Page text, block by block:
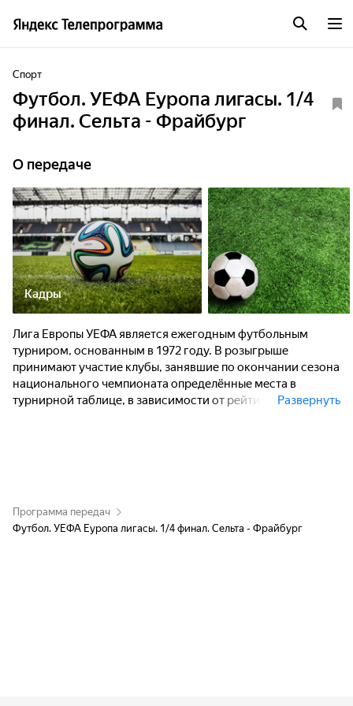
Спорт
Футбол. УЕФА Еуропа лигасы. 1/4
финал. Сельта - Фрайбург
О передаче
Кадры
Лига Европы УЕФА является ежегодным футбольным
турниром, основанным в 1972 году. В розыгрыше
принимают участие клубы, занявшие по окончании сезона
национального чемпионата определённые места в
турнирной таблице, в зависимости от рейтинга УЕФА, а
Развернуть
Программа передач
Футбол. УЕФА Еуропа лигасы. 1/4 финал. Сельта - Фрайбург